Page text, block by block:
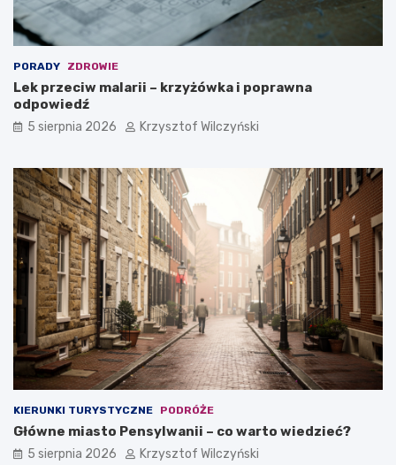
PORADY ZDROWIE
Lek przeciw malarii – krzyżówka i poprawna
odpowiedź
5 sierpnia 2026 Krzysztof Wilczyński
KIERUNKI TURYSTYCZNE PODRÓŻE
Główne miasto Pensylwanii – co warto wiedzieć?
5 sierpnia 2026 Krzysztof Wilczyński